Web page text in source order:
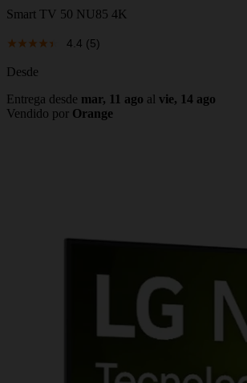
Smart TV 50 NU85 4K
4.4 (5)
Desde
Entrega desde mar, 11 ago al vie, 14 ago
Vendido por Orange